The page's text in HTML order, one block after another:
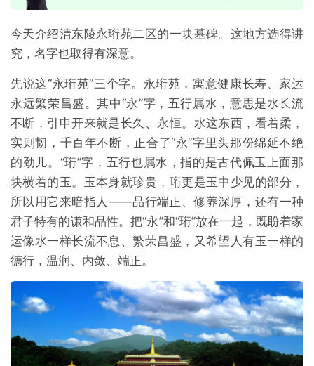
今天介绍清东陵永珩苑二区的一块墓碑。这地方选得讲
究，名字也取得有深意。
先说这“永珩苑”三个字。永珩苑，寓意健康长寿、家运
永远繁荣昌盛。其中“永”字，五行属水，意思是水长流
不断，引申开来就是长久、永恒。水这东西，看着柔，
实则韧，千百年不断，正合了“永”字里头那份绵延不绝
的劲儿。“珩”字，五行也属水，指的是古代佩玉上面那
块横着的玉。玉本身就珍贵，珩更是玉中少见的部分，
所以用它来暗指人——品行端正、修养深厚，还有一种
君子特有的谦和品性。把“永”和“珩”放在一起，既盼着家
运像水一样长流不息、繁荣昌盛，又希望人有玉一样的
德行，温润、内敛、端正。